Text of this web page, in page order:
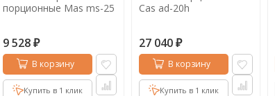
порционные Mas ms-25
9 528 ₽
В корзину
Купить в 1 клик
Cas ad-20h
27 040 ₽
В корзину
Купить в 1 клик